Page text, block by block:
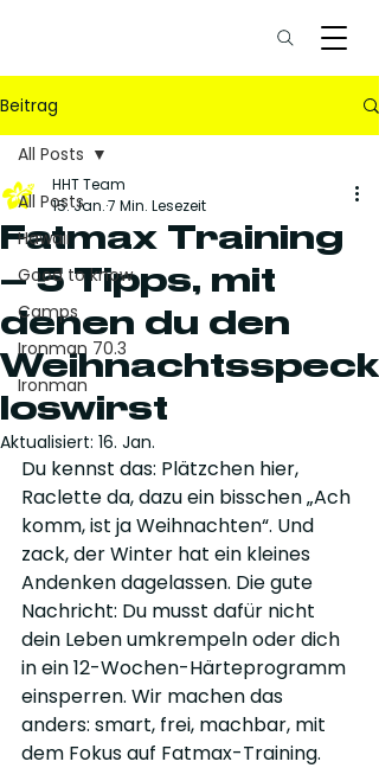
Beitrag
All Posts
Hawaii
Good to know
Camps
Ironman 70.3
Ironman
All Posts
Fatmax Training
– 5 Tipps, mit
denen du den
Weihnachtsspeck
loswirst
HHT Team
15. Jan.7 Min. Lesezeit
Aktualisiert: 16. Jan.
Du kennst das: Plätzchen hier,
Raclette da, dazu ein bisschen „Ach
komm, ist ja Weihnachten“. Und
zack, der Winter hat ein kleines
Andenken dagelassen. Die gute
Nachricht: Du musst dafür nicht
dein Leben umkrempeln oder dich
in ein 12-Wochen-Härteprogramm
einsperren. Wir machen das
anders: smart, frei, machbar, mit
dem Fokus auf Fatmax-Training.